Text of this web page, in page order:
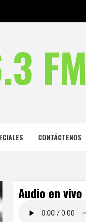
FM
CONTÁCTENOS
Audio en vivo